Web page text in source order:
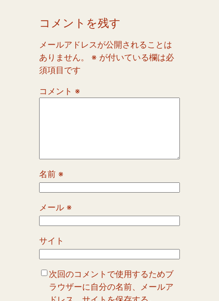
コメントを残す
メールアドレスが公開されることは
ありません。
※ が付いている欄は必
須項目です
コメント ※
名前 ※
メール ※
サイト
次回のコメントで使用するためブ
ラウザーに自分の名前、メールア